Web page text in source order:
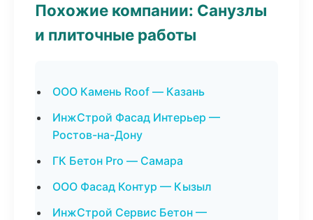
Похожие компании: Санузлы
и плиточные работы
ООО Камень Roof — Казань
ИнжСтрой Фасад Интерьер —
Ростов-на-Дону
ГК Бетон Pro — Самара
ООО Фасад Контур — Кызыл
ИнжСтрой Сервис Бетон —